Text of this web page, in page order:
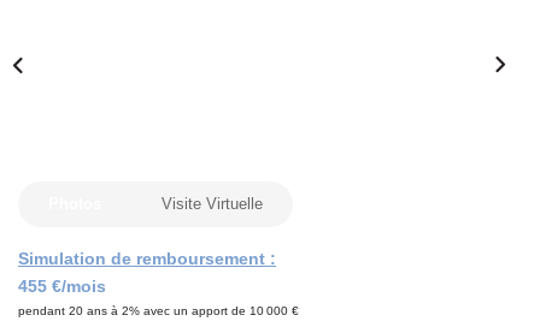
Simulation de remboursement :
455 €/mois
pendant 20 ans à 2% avec un apport de 10 000 €
Visite Virtuelle